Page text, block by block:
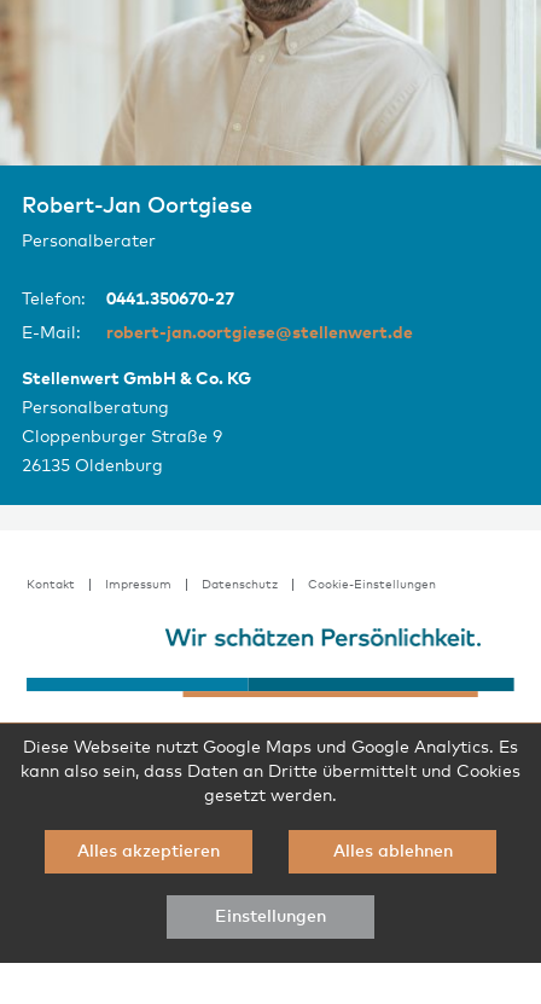
Diese Webseite nutzt Google Maps und Google Analytics. Es
kann also sein, dass Daten an Dritte übermittelt und Cookies
gesetzt werden.
Alles akzeptieren Alles ablehnen
Einstellungen
Robert-Jan Oortgiese
Personalberater
Telefon:
0441.350670-27
E-Mail:
robert-jan.oortgiese@stellenwert.de
Stellenwert GmbH & Co. KG
Personalberatung
Cloppenburger Straße 9
26135 Oldenburg
Kontakt Impressum Datenschutz Cookie-Einstellungen